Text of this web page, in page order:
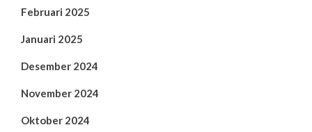
Februari 2025
Januari 2025
Desember 2024
November 2024
Oktober 2024